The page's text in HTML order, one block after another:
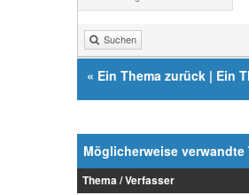
Suchen
« Ein Thema zurück | Ein
Möglicherweise
Thema / Verfasser